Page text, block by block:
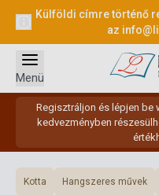
Külföldi címre történő
az
Regisztráljon és lépjen be
kedvezményben
Menü
Kotta Hangszeres művek